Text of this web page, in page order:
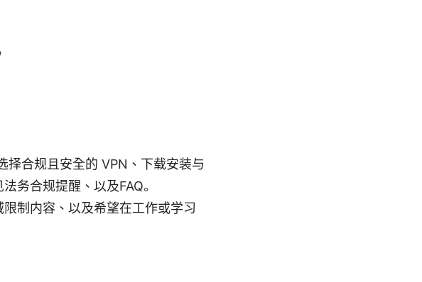
择合规且安全的 VPN、下载安装与
务合规提醒、以及FAQ。
制内容、以及希望在工作或学习